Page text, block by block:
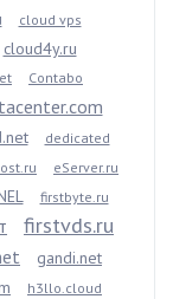
cloud vps
cloud4y.ru
Contabo
dedicated
eServer.ru
firstbyte.ru
firstvds.ru
gandi.net
h3llo.cloud